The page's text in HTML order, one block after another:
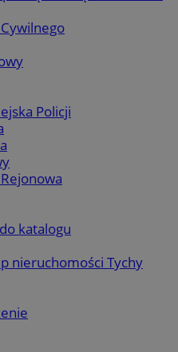
Policji
katalogu
nieruchomości Tychy